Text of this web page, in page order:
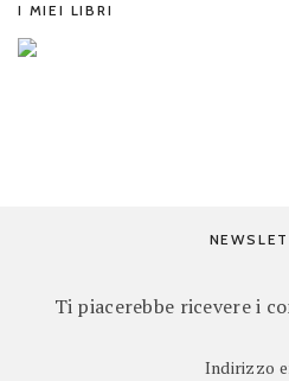
I MIEI LIBRI
Ti piacerebbe ricevere i
Indirizzo